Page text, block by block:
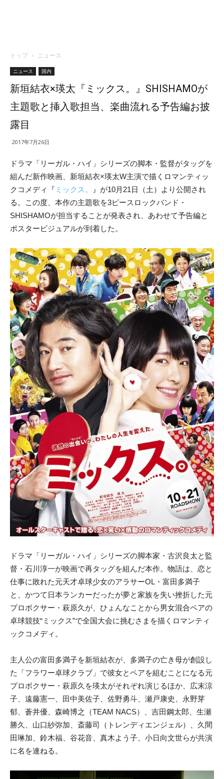
トップ ニュース
ニュース 国内
新垣結衣×瑛太『ミックス。』SHISHAMOが
主題歌と挿入歌担当、楽曲流れる予告編お披
露目
2017年7月26日
ドラマ「リーガル・ハイ」シリーズの脚本・監督がタッグを
組んだ新作映画、新垣結衣×瑛太W主演で描くロマンティッ
クコメディ『 ミックス。
』が10月21日（土）より公開され
る。この度、本作の主題歌を3ピースロックバンド・
SHISHAMOが担当することが発表され、あわせて予告編と
ポスタービジュアルが到着した。
ドラマ「リーガル・ハイ」シリーズの脚本家・古沢良太と監
督・石川淳一が映画で再タッグを組んだ本作。物語は、恋と
仕事に敗れた元天才卓球少女のアラサーOL・富田多満子
と、かつて日本ランカーだったが夢と家族を失い挫折した元
プロボクサー・萩原久が、ひょんなことから男女混合ペアの
卓球競技“ミックス”で全国大会に挑むさまを描くロマンティ
ックコメディ。
主人公の富田多満子を新垣結衣が、多満子の亡き母が創設し
た「フラワー卓球クラブ」で彼女とペアを組むことになる元
プロボクサー・萩原久を瑛太がそれぞれ演じるほか、広末涼
子、遠藤憲一、田中美佐子、佐野勇斗、瀬戸康史、永野芽
郁、蒼井優、森崎博之（TEAM NACS）、吉田鋼太郎、生瀬
勝久、山口紗弥加、斎藤司（トレンディエンジェル）、久間
田琳加、鈴木福、谷花音、真木よう子、小日向文世らが共演
に名を連ねる。